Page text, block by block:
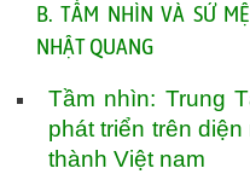
B. TẦM NHÌN VÀ SỨ
NHẬT QUANG
Tầm nhìn: Trung
phát triển trên
thành Việt nam